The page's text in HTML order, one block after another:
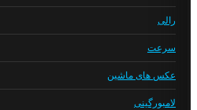
رالی
سرعت
عکس های ماشین
لامبورگینی